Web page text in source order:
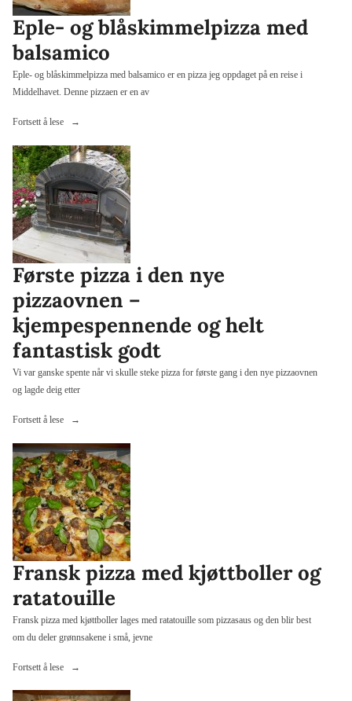
Eple- og blåskimmelpizza med
balsamico
Eple- og blåskimmelpizza med balsamico er en pizza jeg oppdaget på en reise i
Middelhavet. Denne pizzaen er en av
Fortsett å lese
«Eple-
blåskimmelpizza
med
balsamico»
Første pizza i den nye
pizzaovnen –
kjempespennende og helt
fantastisk godt
Vi var ganske spente når vi skulle steke pizza for første gang i den nye pizzaovnen
og lagde deig etter
Fortsett å lese
«Første
i
den
nye
pizzaovnen
–
kjempespennende
og
helt
fantastisk
godt»
Fransk pizza med kjøttboller og
ratatouille
Fransk pizza med kjøttboller lages med ratatouille som pizzasaus og den blir best
om du deler grønnsakene i små, jevne
Fortsett å lese
«Fransk